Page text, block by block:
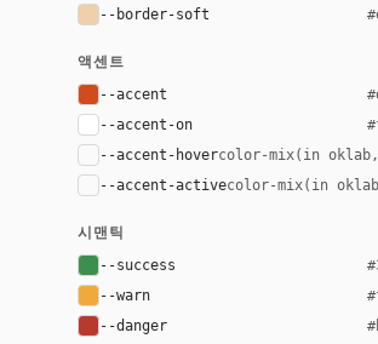
--border-soft
액센트
--accent
--accent-on
--accent-hovercolor-mix(in
--accent-activecolor-mix(in
시맨틱
--success
--warn
--danger